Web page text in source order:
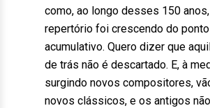
como, ao longo desses 150
repertório foi crescendo do
acumulativo. Quero dizer que
de trás não é descartado. E, à
surgindo novos compositores,
novos clássicos, e os antigos